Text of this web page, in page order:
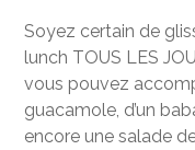
Soyez certain de
lunch TOUS LES
vous pouvez
guacamole, d’un
encore une salade